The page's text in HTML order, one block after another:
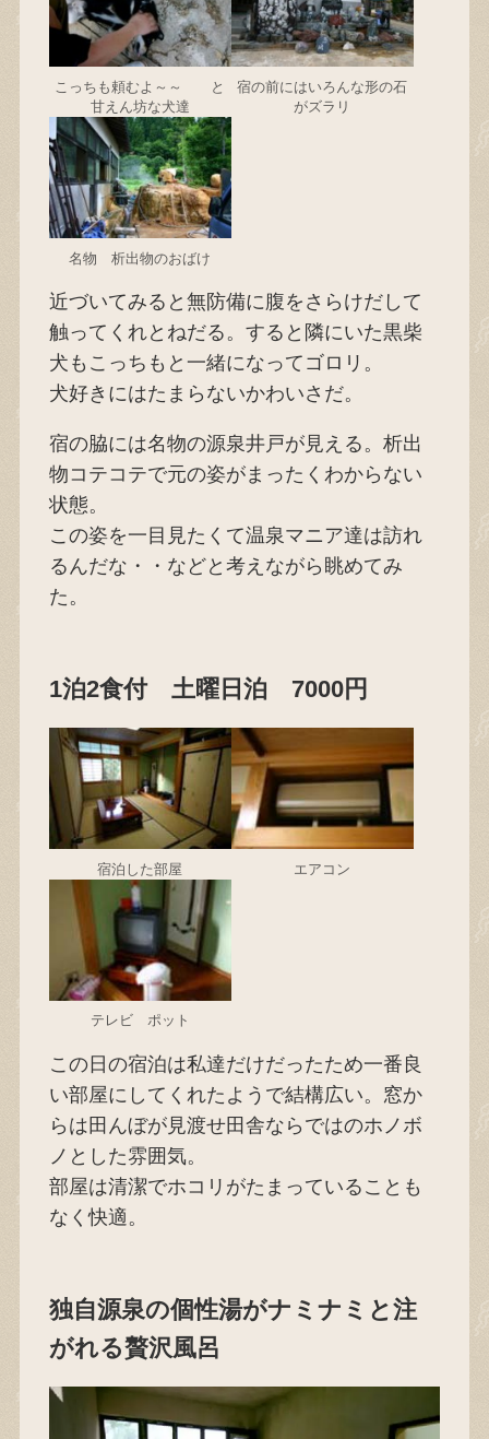
こっちも頼むよ～～ と
甘えん坊な犬達
宿の前にはいろんな形の石
がズラリ
名物 析出物のおばけ
近づいてみると無防備に腹をさらけだして
触ってくれとねだる。すると隣にいた黒柴
犬もこっちもと一緒になってゴロリ。
犬好きにはたまらないかわいさだ。
宿の脇には名物の源泉井戸が見える。析出
物コテコテで元の姿がまったくわからない
状態。
この姿を一目見たくて温泉マニア達は訪れ
るんだな・・などと考えながら眺めてみ
た。
1泊2食付 土曜日泊 7000円
宿泊した部屋 エアコン
テレビ ポット
この日の宿泊は私達だけだったため一番良
い部屋にしてくれたようで結構広い。窓か
らは田んぼが見渡せ田舎ならではのホノボ
ノとした雰囲気。
部屋は清潔でホコリがたまっていることも
なく快適。
独自源泉の個性湯がナミナミと注
がれる贅沢風呂